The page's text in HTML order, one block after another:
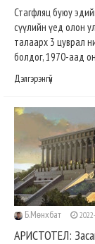
Стагфляц буюу
сүүлийн үед олон
талаарх 3 цуврал
болдог, 1970-аад
Дэлгэрэнгүй
Б.Мөнхбат
АРИСТОТЕЛ: